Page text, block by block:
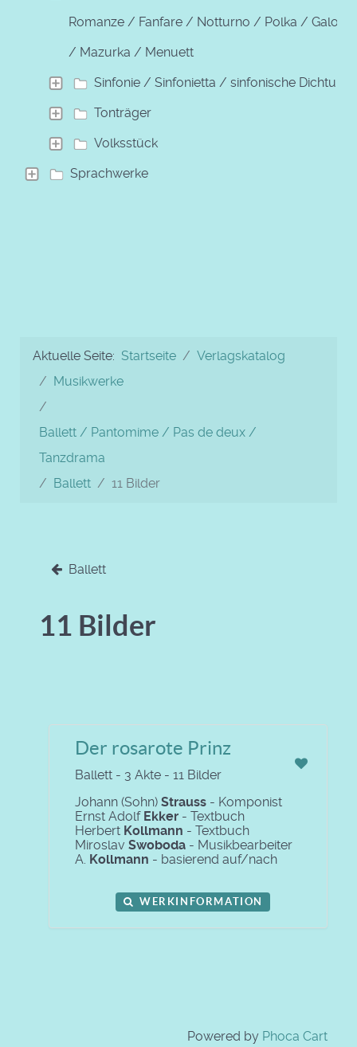
Romanze / Fanfare / Notturno / Polka / Galopp
/ Mazurka / Menuett
Sinfonie / Sinfonietta / sinfonische Dichtung
Tonträger
Volksstück
Sprachwerke
Aktuelle Seite: Startseite
Verlagskatalog
Musikwerke
Ballett / Pantomime / Pas de deux /
Tanzdrama
Ballett
11 Bilder
Ballett
11 Bilder
Der rosarote Prinz
Ballett - 3 Akte - 11 Bilder
Johann (Sohn) Strauss - Komponist
Ernst Adolf Ekker - Textbuch
Herbert Kollmann - Textbuch
Miroslav Swoboda - Musikbearbeiter
A. Kollmann - basierend auf/nach
WERKINFORMATION
Powered by Phoca Cart